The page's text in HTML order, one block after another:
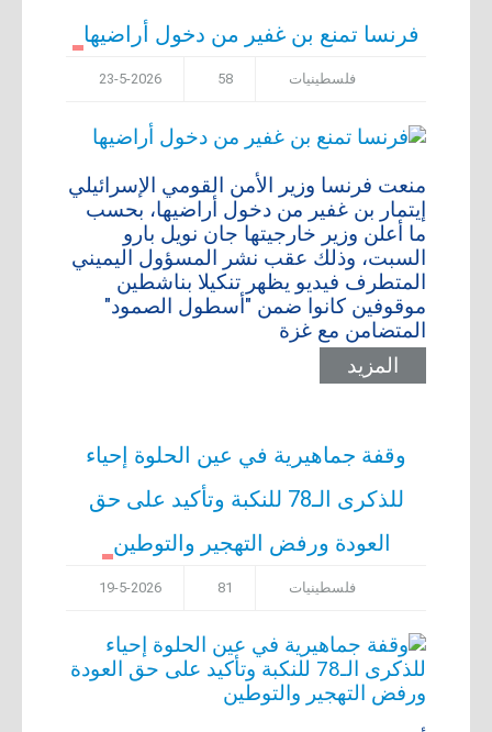
فرنسا تمنع بن غفير من دخول أراضيها
23-5-2026 58 فلسطينيات
منعت فرنسا وزير الأمن القومي الإسرائيلي
إيتمار بن غفير من دخول أراضيها، بحسب
ما أعلن وزير خارجيتها جان نويل بارو
السبت، وذلك عقب نشر المسؤول اليميني
المتطرف فيديو يظهر تنكيلا بناشطين
موقوفين كانوا ضمن "أسطول الصمود"
المتضامن مع غزة
المزيد
وقفة جماهيرية في عين الحلوة إحياء
للذكرى الـ78 للنكبة وتأكيد على حق
العودة ورفض التهجير والتوطين
19-5-2026 81 فلسطينيات